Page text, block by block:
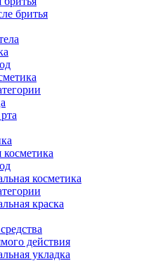
бритья
косметика
краска
действия
укладка